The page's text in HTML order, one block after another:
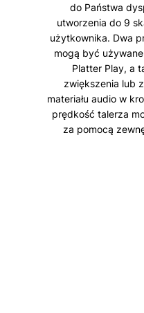
do Państwa
utworzenia do 9
użytkownika. Dwa
mogą być
Platter Play, a
zwiększenia lub
materiału audio w
prędkość talerza
za pomocą